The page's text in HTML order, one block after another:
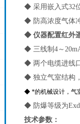
◆ 采用嵌入式32
◆ 防高浓度气体
◆ 仪器配置红外
◆ 三线制4～
◆ 两个电缆进线
◆ 独立气室结构
◆ *的机械设计，气
◆ 防爆等级为Exd
技术参数：